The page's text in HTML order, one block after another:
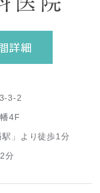
3-2
4F
」より徒歩1分
分